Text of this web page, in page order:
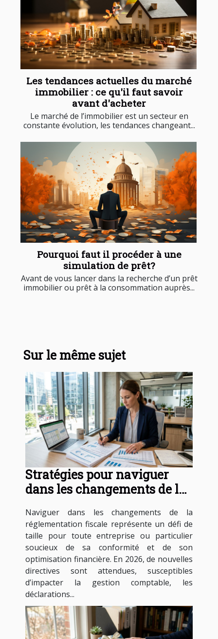
Les tendances actuelles du marché
immobilier : ce qu'il faut savoir
avant d'acheter
Le marché de l’immobilier est un secteur en
constante évolution, les tendances changeant...
Pourquoi faut il procéder à une
simulation de prêt?
Avant de vous lancer dans la recherche d’un prêt
immobilier ou prêt à la consommation auprès...
Sur le même sujet
Stratégies pour naviguer
dans les changements de la
2026
Naviguer dans les changements de la
réglementation fiscale représente un défi de
taille pour toute entreprise ou particulier
soucieux de sa conformité et de son
optimisation financière. En 2026, de nouvelles
directives sont attendues, susceptibles
d’impacter la gestion comptable, les
déclarations...